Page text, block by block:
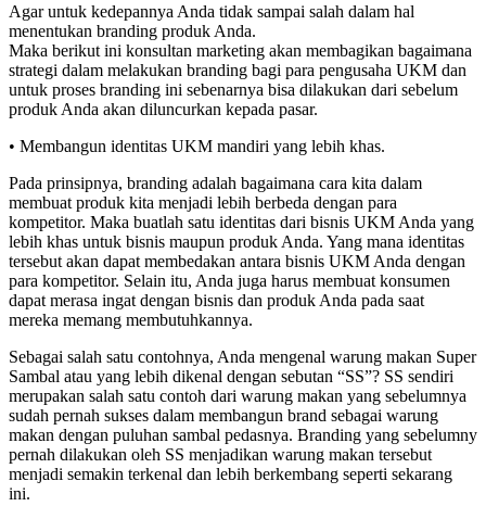
Agar untuk kedepannya Anda tidak sampai salah dalam hal
menentukan branding produk Anda.
Maka berikut ini konsultan marketing akan membagikan bagaimana
strategi dalam melakukan branding bagi para pengusaha UKM dan
untuk proses branding ini sebenarnya bisa dilakukan dari sebelum
produk Anda akan diluncurkan kepada pasar.
• Membangun identitas UKM mandiri yang lebih khas.
Pada prinsipnya, branding adalah bagaimana cara kita dalam
membuat produk kita menjadi lebih berbeda dengan para
kompetitor. Maka buatlah satu identitas dari bisnis UKM Anda yang
lebih khas untuk bisnis maupun produk Anda. Yang mana identitas
tersebut akan dapat membedakan antara bisnis UKM Anda dengan
para kompetitor. Selain itu, Anda juga harus membuat konsumen
dapat merasa ingat dengan bisnis dan produk Anda pada saat
mereka memang membutuhkannya.
Sebagai salah satu contohnya, Anda mengenal warung makan Super
Sambal atau yang lebih dikenal dengan sebutan “SS”? SS sendiri
merupakan salah satu contoh dari warung makan yang sebelumnya
sudah pernah sukses dalam membangun brand sebagai warung
makan dengan puluhan sambal pedasnya. Branding yang sebelumny
pernah dilakukan oleh SS menjadikan warung makan tersebut
menjadi semakin terkenal dan lebih berkembang seperti sekarang
ini.